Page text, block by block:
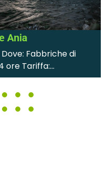
Ania
Fabbriche di
ore Tariffa:…